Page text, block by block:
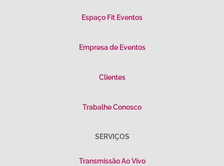
Espaço Fit Eventos
Empresa de Eventos
Clientes
Trabalhe Conosco
SERVIÇOS
Transmissão Ao Vivo